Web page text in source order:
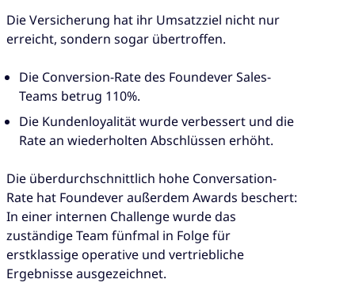
Die Versicherung hat ihr Umsatzziel nicht nur
erreicht, sondern sogar übertroffen.
Die Conversion-Rate des Foundever Sales-
Teams betrug 110%.
Die Kundenloyalität wurde verbessert und die
Rate an wiederholten Abschlüssen erhöht.
Die überdurchschnittlich hohe Conversation-
Rate hat Foundever außerdem Awards beschert:
In einer internen Challenge wurde das
zuständige Team fünfmal in Folge für
erstklassige operative und vertriebliche
Ergebnisse ausgezeichnet.